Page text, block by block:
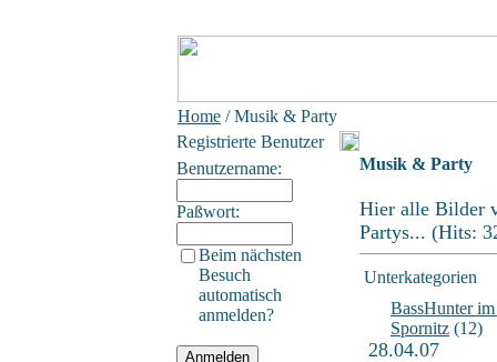
Home / Musik & Party
Registrierte Benutzer
Benutzername:
Paßwort:
Beim nächsten
Besuch
automatisch
anmelden?
Musik & Party
Hier alle Bilder
Partys... (Hits:
Unterkategorien
BassHunter
Spornitz (12)
28.04.07